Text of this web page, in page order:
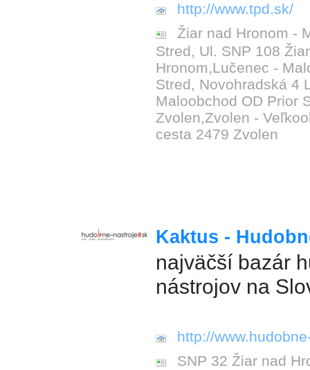
http://www.tpd.sk/
Žiar nad Hronom -
Stred, Ul. SNP 108
Hronom,Lučenec -
Stred, Novohradská 4
Maloobchod OD Prior
Zvolen,Zvolen -
cesta 2479 Zvolen
Kaktus -
najväčší bazár
nástrojov na
http://
SNP 32 Žiar nad